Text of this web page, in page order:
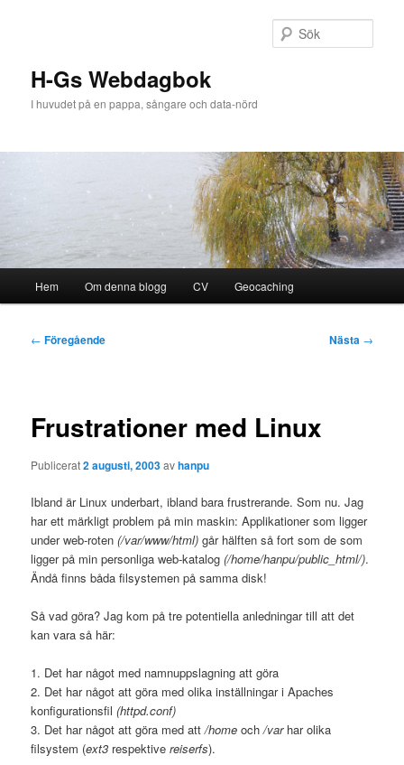
H-Gs Webdagbok
I huvudet på en pappa, sångare och data-nörd
Hem Om denna blogg CV Geocaching
Inläggsnavigering
← Föregående Nästa →
Frustrationer med Linux
Publicerat2 augusti, 2003avhanpu
Ibland är Linux underbart, ibland bara frustrerande. Som nu. Jag
har ett märkligt problem på min maskin: Applikationer som ligger
under web-roten(/var/www/html) går hälften så fort som de som
ligger på min personliga web-katalog(/home/hanpu/public_html/).
Ändå finns båda filsystemen på samma disk!
Så vad göra? Jag kom på tre potentiella anledningar till att det
kan vara så här:
1. Det har något med namnuppslagning att göra
2. Det har något att göra med olika inställningar i Apaches
konfigurationsfil(httpd.conf)
3. Det har något att göra med att/homeoch/var har olika
filsystem (ext3 respektivereiserfs).